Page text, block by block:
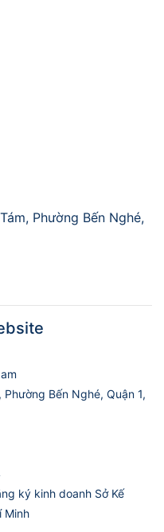
Phường Bến Nghé,
Bến Nghé, Quận 1,
ký kinh doanh Sở Kế
Minh